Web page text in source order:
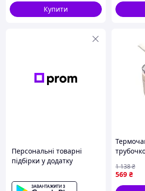
Купити
Персональні товарні
підбірки у додатку
569 ₴
1 138₴